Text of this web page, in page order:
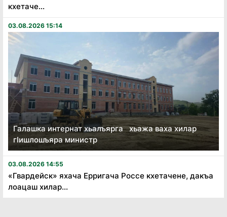
кхетаче...
03.08.2026 15:14
Галашка интернат хьалъярга хьажа ваха хилар
гӏишлошъяра министр
03.08.2026 14:55
«Гвардейск» яхача Ерригача Россе кхетачене, дакъа
лоацаш хилар...